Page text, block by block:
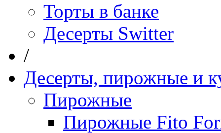
Торты в банке
Десерты Switter
/
Десерты, пирожные и
Пирожные
Пирожные Fito